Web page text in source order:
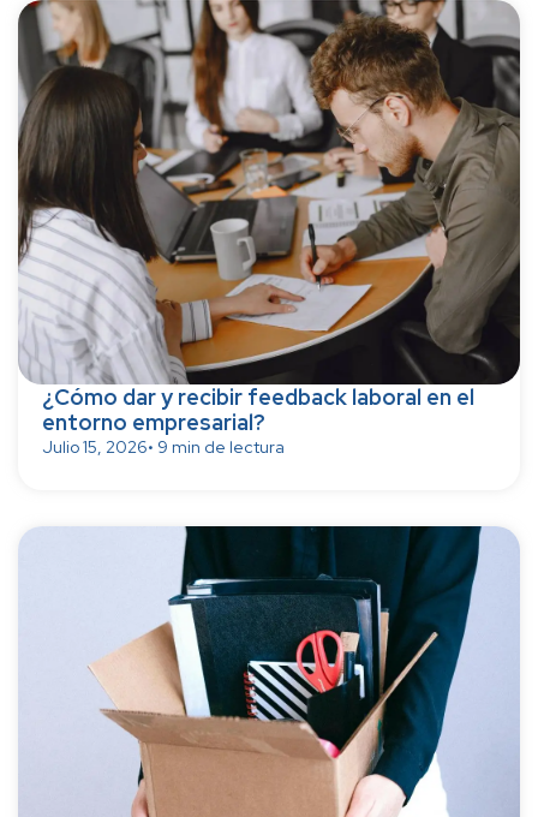
¿Cómo dar y recibir feedback laboral en el
entorno empresarial?
Julio 15, 2026• 9 min de lectura